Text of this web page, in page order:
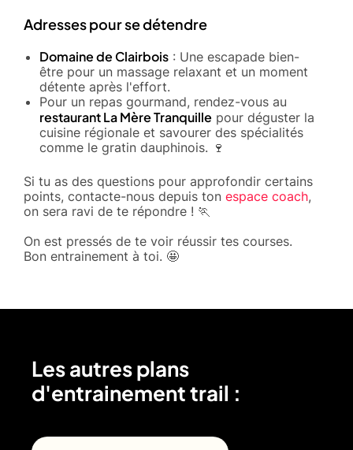
Adresses pour se détendre
Domaine de Clairbois : Une escapade bien-
être pour un massage relaxant et un moment
détente après l'effort.
Pour un repas gourmand, rendez-vous au
restaurant La Mère Tranquille pour déguster la
cuisine régionale et savourer des spécialités
comme le gratin dauphinois. 🍷
Si tu as des questions pour approfondir certains
points, contacte-nous depuis ton espace coach,
on sera ravi de te répondre ! 🏃
On est pressés de te voir réussir tes courses.
Bon entrainement à toi. 🤩
Les autres plans
d'entrainement trail :